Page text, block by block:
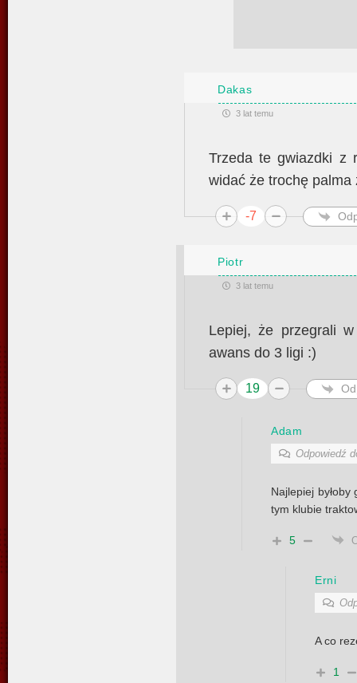
Dakas
3 lat temu
Trzeda te gwiazdki z
widać że trochę
-7
Piotr
3 lat temu
Lepiej, że przegrali
awans do 3 ligi :)
19
Adam
Odpowiedź
Najlepiej
tym klubie
5
Erni
A co
1